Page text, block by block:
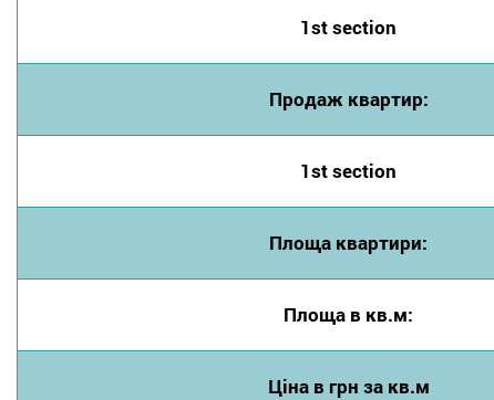
1st section
Продаж квартир:
1st section
Площа квартири:
Площа в кв.м:
Ціна в грн за кв.м